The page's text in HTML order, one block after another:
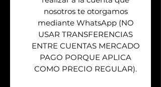
nosotros te otorgamos
mediante WhatsApp (NO
USAR TRANSFERENCIAS
ENTRE CUENTAS MERCADO
PAGO PORQUE APLICA
COMO PRECIO REGULAR).